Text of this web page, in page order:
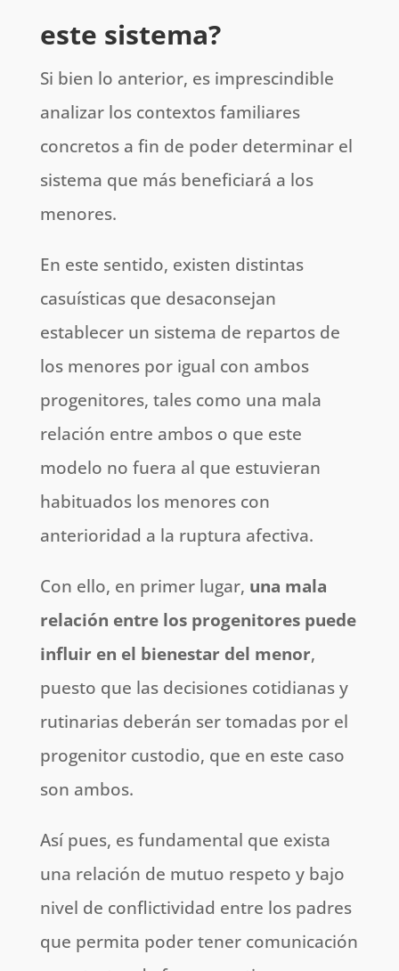
este sistema?
Si bien lo anterior, es imprescindible
analizar los contextos familiares
concretos a fin de poder determinar el
sistema que más beneficiará a los
menores.
En este sentido, existen distintas
casuísticas que desaconsejan
establecer un sistema de repartos de
los menores por igual con ambos
progenitores, tales como una mala
relación entre ambos o que este
modelo no fuera al que estuvieran
habituados los menores con
anterioridad a la ruptura afectiva.
Con ello, en primer lugar, una mala
relación entre los progenitores puede
influir en el bienestar del menor,
puesto que las decisiones cotidianas y
rutinarias deberán ser tomadas por el
progenitor custodio, que en este caso
son ambos.
Así pues, es fundamental que exista
una relación de mutuo respeto y bajo
nivel de conflictividad entre los padres
que permita poder tener comunicación